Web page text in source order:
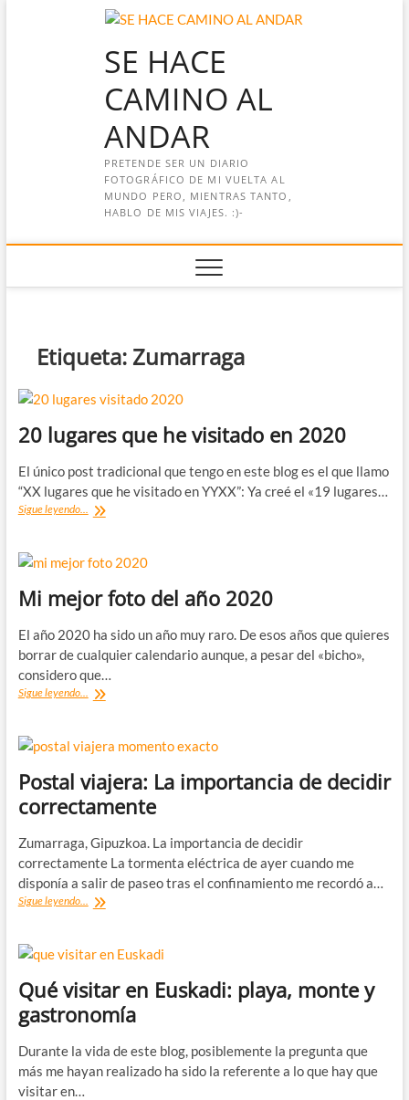
SE HACE
CAMINO AL
ANDAR
PRETENDE SER UN DIARIO
FOTOGRÁFICO DE MI VUELTA AL
MUNDO PERO, MIENTRAS TANTO,
HABLO DE MIS VIAJES. :)-
Etiqueta: Zumarraga
20 lugares que he visitado en 2020
El único post tradicional que tengo en este blog es el que llamo
“XX lugares que he visitado en YYXX”: Ya creé el «19 lugares…
Sigue leyendo... 20
he
2020
Mi mejor foto del año 2020
El año 2020 ha sido un año muy raro. De esos años que quieres
borrar de cualquier calendario aunque, a pesar del «bicho»,
considero que…
Sigue leyendo... Mi
del
año
2020
Postal viajera: La importancia de decidir
correctamente
Zumarraga, Gipuzkoa. La importancia de decidir
correctamente La tormenta eléctrica de ayer cuando me
disponía a salir de paseo tras el confinamiento me recordó a…
Sigue leyendo... Postal
importancia
decidir
correctamente
Qué visitar en Euskadi: playa, monte y
gastronomía
Durante la vida de este blog, posiblemente la pregunta que
más me hayan realizado ha sido la referente a lo que hay que
visitar en…